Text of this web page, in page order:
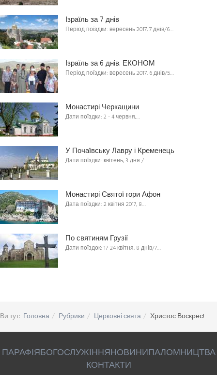
Ізраїль за 7 днів
Період поїздки: вересень 2017, 7 днів/6…
Ізраїль за 6 днів. ЕКОНОМ
Період поїздки: вересень 2017, 6 днів/5…
Монастирі Черкащини
Дати поїздки: 2 - 4 червня,…
У Почаївську Лавру і Кременець
Дати поїздки: квітень, 3 дня /…
Монастирі Святої гори Афон
Дата поїздки: 2 квітня 2017, 8…
По святиням Грузії
Дати поїздок: 17-24 квітня, 8 днів/7…
Ви тут: Головна Рубрики Церковні свята Христос Воскрес!
ПАРАФІЯБОГОСЛУЖІННЯНОВИНИПАЛОМНИЦТВА
КОНТАКТИ